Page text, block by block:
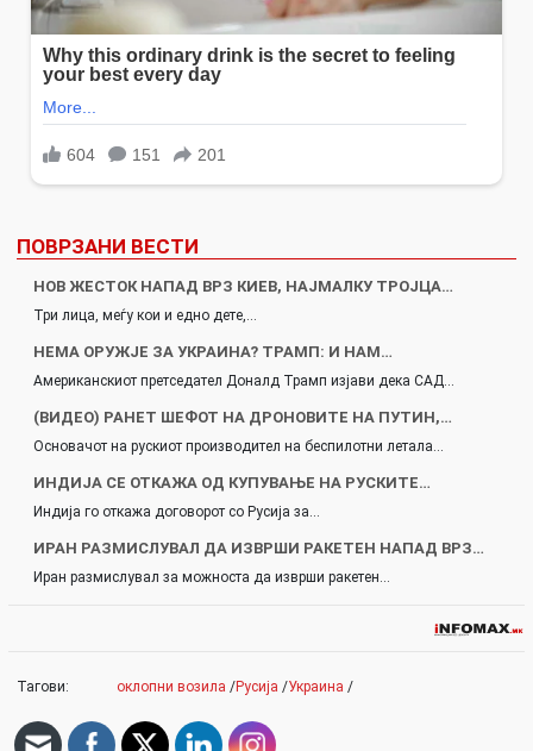
ПОВРЗАНИ ВЕСТИ
НОВ ЖЕСТОК НАПАД ВРЗ КИЕВ, НАЈМАЛКУ ТРОЈЦА…
Три лица, меѓу кои и едно дете,…
НЕМА ОРУЖЈЕ ЗА УКРАИНА? ТРАМП: И НАМ…
Американскиот претседател Доналд Трамп изјави дека САД…
(ВИДЕО) РАНЕТ ШЕФОТ НА ДРОНОВИТЕ НА ПУТИН,…
Основачот на рускиот производител на беспилотни летала…
ИНДИЈА СЕ ОТКАЖА ОД КУПУВАЊЕ НА РУСКИТЕ…
Индија го откажа договорот со Русија за…
ИРАН РАЗМИСЛУВАЛ ДА ИЗВРШИ РАКЕТЕН НАПАД ВРЗ…
Иран размислувал за можноста да изврши ракетен…
Тагови: оклопни возила /Русија /Украина /